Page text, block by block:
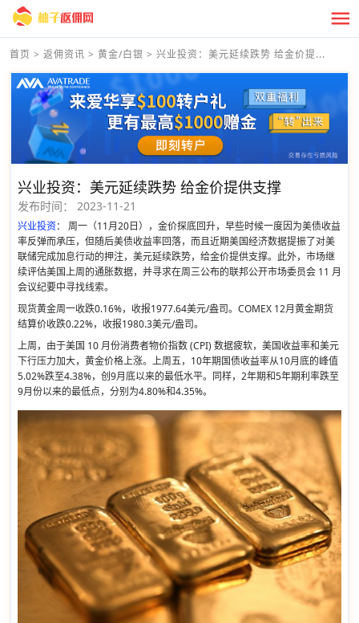
首页 > 返佣资讯 > 黄金/白银 > 兴业投资：美元延续跌势 给金价提...
兴业投资：美元延续跌势 给金价提供支撑
发布时间： 2023-11-21
兴业投资： 周一（11月20日），金价探底回升，早些时候一度因为美债收益
率反弹而承压，但随后美债收益率回落，而且近期美国经济数据提振了对美
联储完成加息行动的押注，美元延续跌势，给金价提供支撑。此外，市场继
续评估美国上周的通胀数据，并寻求在周三公布的联邦公开市场委员会 11 月
会议纪要中寻找线索。
现货黄金周一收跌0.16%，收报1977.64美元/盎司。COMEX 12月黄金期货
结算价收跌0.22%，收报1980.3美元/盎司。
上周，由于美国 10 月份消费者物价指数 (CPI) 数据疲软，美国收益率和美元
下行压力加大，黄金价格上涨。上周五，10年期国债收益率从10月底的峰值
5.02%跌至4.38%，创9月底以来的最低水平。同样，2年期和5年期利率跌至
9月份以来的最低点，分别为4.80%和4.35%。